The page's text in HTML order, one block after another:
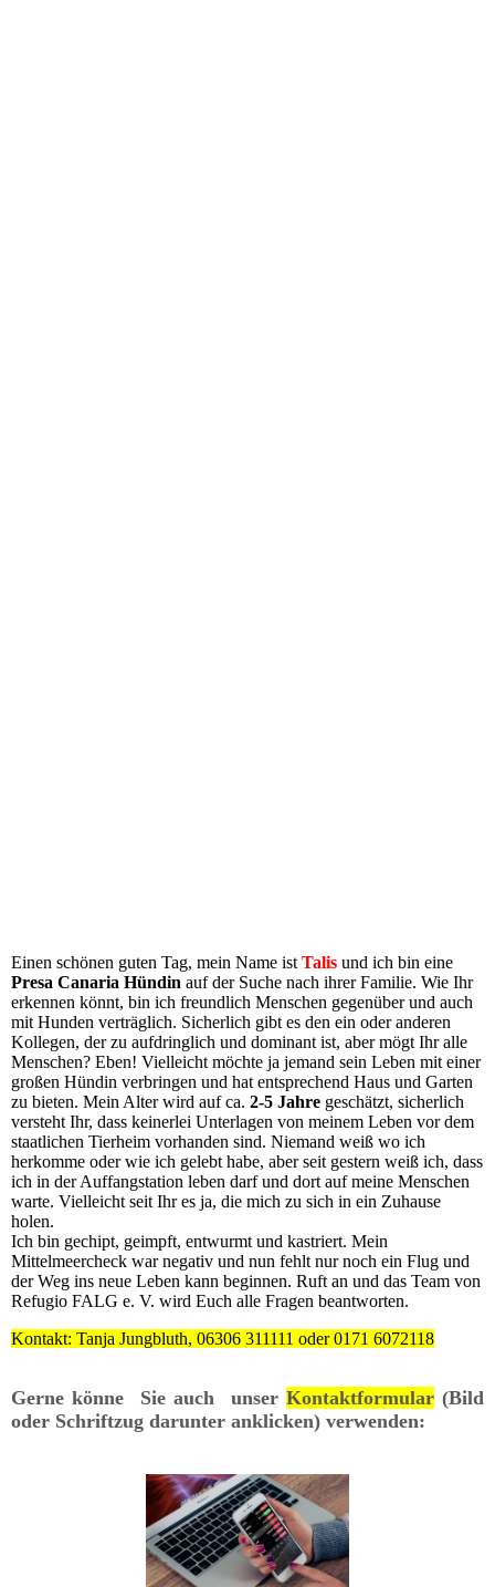
Einen schönen guten Tag, mein Name ist Talis und ich bin eine
Presa Canaria Hündin auf der Suche nach ihrer Familie. Wie Ihr
erkennen könnt, bin ich freundlich Menschen gegenüber und auch
mit Hunden verträglich. Sicherlich gibt es den ein oder anderen
Kollegen, der zu aufdringlich und dominant ist, aber mögt Ihr alle
Menschen? Eben! Vielleicht möchte ja jemand sein Leben mit einer
großen Hündin verbringen und hat entsprechend Haus und Garten
zu bieten. Mein Alter wird auf ca. 2-5 Jahre geschätzt, sicherlich
versteht Ihr, dass keinerlei Unterlagen von meinem Leben vor dem
staatlichen Tierheim vorhanden sind. Niemand weiß wo ich
herkomme oder wie ich gelebt habe, aber seit gestern weiß ich, dass
ich in der Auffangstation leben darf und dort auf meine Menschen
warte. Vielleicht seit Ihr es ja, die mich zu sich in ein Zuhause
holen.
Ich bin gechipt, geimpft, entwurmt und kastriert. Mein
Mittelmeercheck war negativ und nun fehlt nur noch ein Flug und
der Weg ins neue Leben kann beginnen. Ruft an und das Team von
Refugio FALG e. V. wird Euch alle Fragen beantworten.
Kontakt: Tanja Jungbluth, 06306 311111 oder 0171 6072118
Gerne könne Sie auch unser Kontaktformular(Bild
oder Schriftzug darunter anklicken) verwenden: